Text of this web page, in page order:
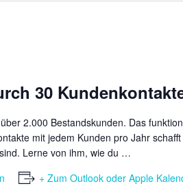
30
2.000 Bestandskunden. Das
mit jedem Kunden pro Jahr
Lerne von ihm, wie du …
+ Zum Outlook oder Apple